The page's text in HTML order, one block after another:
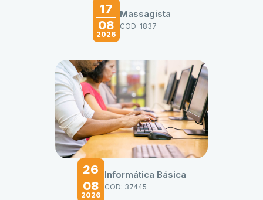
17
08
2026
Massagista
COD: 1837
26
08
2026
Informática Básica
COD: 37445